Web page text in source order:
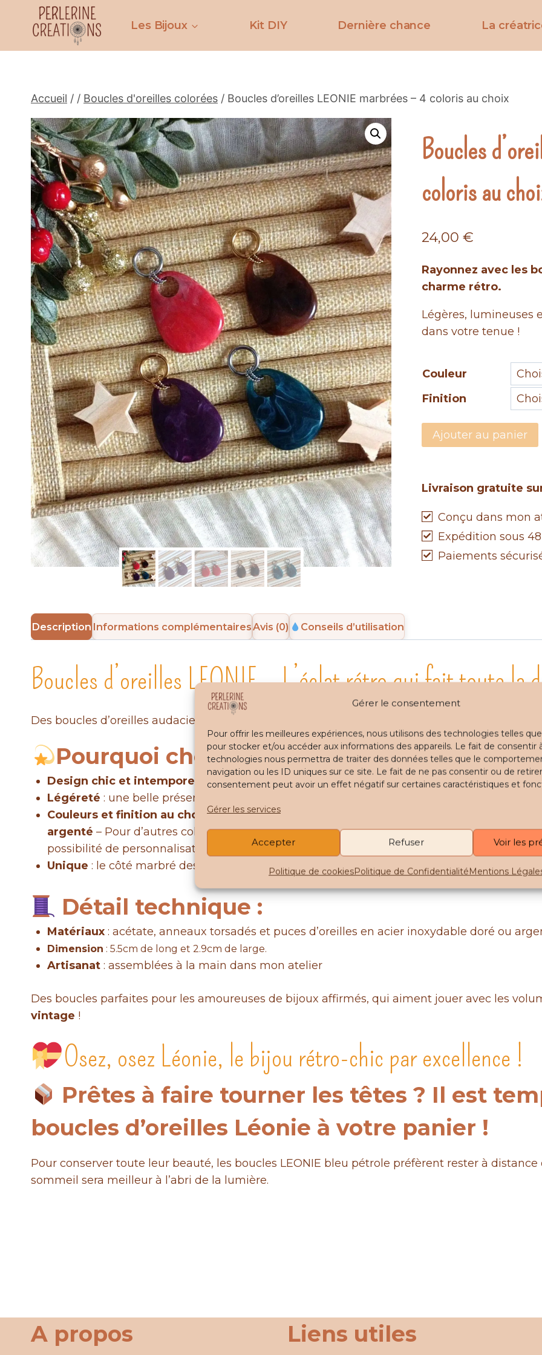
Gérer le consentement
Pour offrir les meilleures expériences, nous utilisons des technologies telles
pour stocker et/ou accéder aux informations des appareils. Le fait de consentir
technologies nous permettra de traiter des données telles que le
navigation ou les ID uniques sur ce site. Le fait de ne pas consentir ou de
consentement peut avoir un effet négatif sur certaines caractéristiques et
Gérer les services
Accepter Refuser Voir les
Politique de cookiesPolitique de ConfidentialitéMentions
Les Bijoux Kit DIY Dernière chance La
Accueil / / Boucles d'oreilles colorées / Boucles d’oreilles LEONIE marbrées – 4 coloris au choix
Boucles
coloris au
24,00 €
Rayonnez avec les
charme rétro.
Légères, lumineuses
dans votre tenue !
Couleur
Finition
quantité
de
d'oreilles
marbrées
-
4
Ajouter au panier
Livraison gratuite
Conçu dans mon
Expédition sous
Paiements
Description Informations complémentairesAvis (0) Conseils d’utilisation
Boucles d’oreilles LEONIE – L’éclat rétro qui fait toute la
Des boucles d’oreilles audacieuses, aux accents vintage et ultra féminins, qui subliment
Pourquoi choisir les boucles Léonie ?
Design chic et intemporel
: elles boostent n’importe quelle tenue
Légéreté : une belle présence sans alourdir l’oreille
Couleurs et finition au choix :disponible en plusieurs coloris marbrés : rouge, bleu
argenté – Pour d’autres coloris, possibilité de les réaliser sur commande. (vous pouvez
possibilité de personnalisation)
Unique : le côté marbré des pendentifs rendent chaque boucle d’oreille unique
Détail technique :
Matériaux : acétate, anneaux torsadés et puces d’oreilles en acier inoxydable doré ou
Dimension : 5.5cm de long et 2.9cm de large.
Artisanat : assemblées à la main dans mon atelier
Des boucles parfaites pour les amoureuses de bijoux affirmés, qui aiment jouer avec les
vintage !
Osez, osez Léonie, le bijou rétro-chic par excellence !
Prêtes à faire tourner les têtes ? Il est
boucles d’oreilles Léonie à votre panier !
Pour conserver toute leur beauté, les boucles LEONIE bleu pétrole préfèrent rester à
sommeil sera meilleur à l’abri de la lumière.
A propos Liens utiles